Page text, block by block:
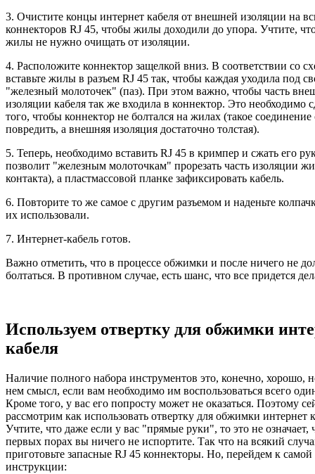
3. Очистите концы интернет кабеля от внешней изоляции на
коннекторов RJ 45, чтобы жилы доходили до упора. Учтите,
жилы не нужно очищать от изоляции.
4. Расположите коннектор защелкой вниз. В соответствии со
вставьте жилы в разъем RJ 45 так, чтобы каждая уходила под
"железный молоточек" (паз). При этом важно, чтобы часть
изоляции кабеля так же входила в коннектор. Это необходимо
того, чтобы коннектор не болтался на жилах (такое соединение
повредить, а внешняя изоляция достаточно толстая).
5. Теперь, необходимо вставить RJ 45 в кримпер и сжать его
позволит "железным молоточкам" прорезать часть изоляции
контакта), а пластмассовой планке зафиксировать кабель.
6. Повторите то же самое с другим разъемом и наденьте
их использовали.
7. Интернет-кабель готов.
Важно отметить, что в процессе обжимки и после ничего не
болтаться. В противном случае, есть шанс, что все придется
Используем отвертку для обжимки
кабеля
Наличие полного набора инструментов это, конечно, хорошо,
нем смысл, если вам необходимо им воспользоваться всего
Кроме того, у вас его попросту может не оказаться. Поэтому
рассмотрим как использовать отвертку для обжимки интернет
Учтите, что даже если у вас "прямые руки", то это не означает,
первых порах вы ничего не испортите. Так что на всякий
приготовьте запасные RJ 45 коннекторы. Но, перейдем к самой
инструкции: